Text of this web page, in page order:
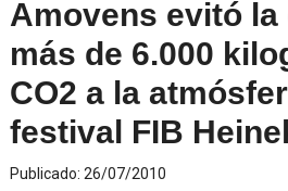
Amovens evitó la
más de 6.000
CO2 a la
festival FIB
Publicado: 26/07/2010